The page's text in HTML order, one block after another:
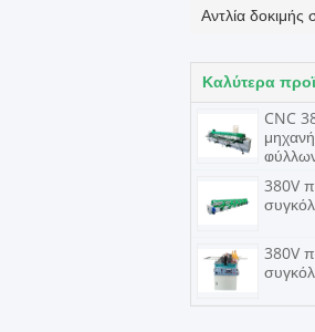
Αντλία
Καλύτερα
CNC
380V
380V